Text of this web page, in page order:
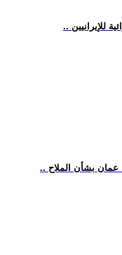
للإيرانيين
عمان بشأن الملاح